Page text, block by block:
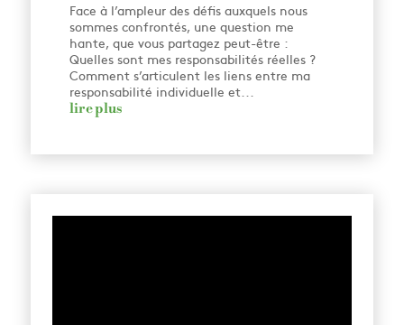
Face à l’ampleur des défis auxquels nous
sommes confrontés, une question me
hante, que vous partagez peut-être :
Quelles sont mes responsabilités réelles ?
Comment s’articulent les liens entre ma
responsabilité individuelle et...
lire plus